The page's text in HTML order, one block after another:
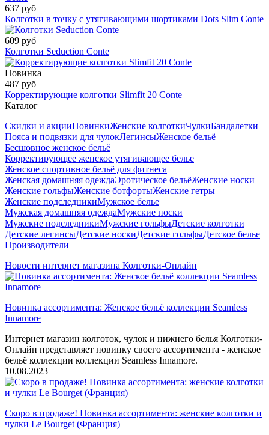
637 руб
Колготки в точку с утягивающими шортиками Dots Slim Conte
609 руб
Колготки Seduction Conte
Новинка
487 руб
Корректирующие колготки Slimfit 20 Conte
Каталог
Скидки и акцииНовинкиЖенские колготкиЧулкиБандалетки
Пояса и подвязки для чулокЛегинсыЖенское бельё
Бесшовное женское бельё
Корректирующее женское утягивающее белье
Женское спортивное бельё для фитнеса
Женская домашняя одеждаЭротическое бельёЖенские носки
Женские гольфыЖенские ботфортыЖенские гетры
Женские подследникиМужское белье
Мужская домашняя одеждаМужские носки
Мужские подследникиМужские гольфыДетские колготки
Детские легинсыДетские носкиДетские гольфыДетское белье
Производители
Новости интернет магазина Колготки-Онлайн
Новинка ассортимента: Женское бельё коллекции Seamless
Innamore
Интернет магазин колготок, чулок и нижнего белья Колготки-
Онлайн представляет новинку своего ассортимента - женское
бельё коллекции коллекции Seamless Innamore.
10.08.2023
Скоро в продаже! Новинка ассортимента: женские колготки и
чулки Le Bourget (Франция)